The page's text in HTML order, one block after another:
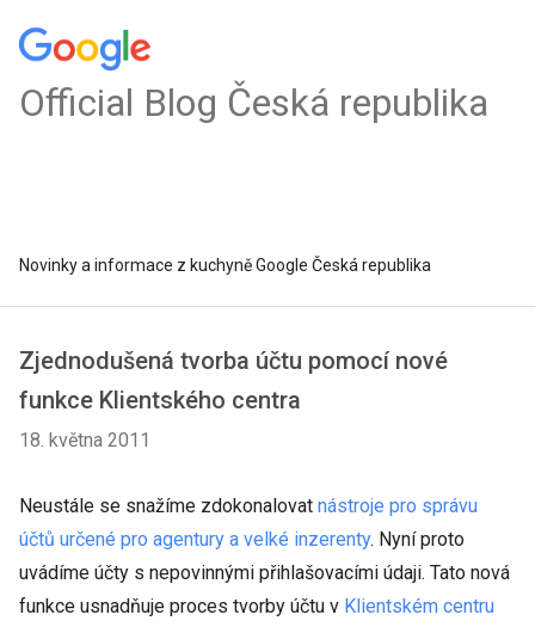
Official Blog Česká republika
Novinky a informace z kuchyně Google Česká republika
Zjednodušená tvorba účtu pomocí nové
funkce Klientského centra
18. května 2011
Neustále se snažíme zdokonalovat nástroje pro správu
účtů určené pro agentury a velké inzerenty. Nyní proto
uvádíme účty s nepovinnými přihlašovacími údaji. Tato nová
funkce usnadňuje proces tvorby účtu v Klientském centru